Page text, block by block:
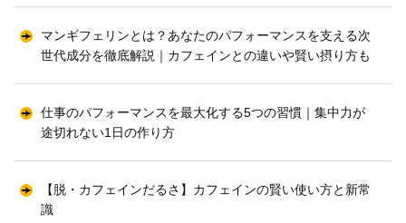
マンギフェリンとは？あなたのパフォーマンスを支える次
世代成分を徹底解説｜カフェインとの違いや賢い摂り方も
仕事のパフォーマンスを最大化する5つの習慣｜集中力が
途切れない1日の作り方
【脱・カフェインだるさ】カフェインの賢い使い方と新常
識